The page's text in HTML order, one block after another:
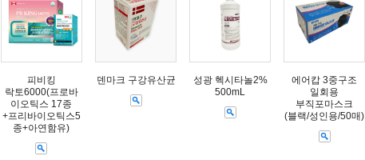
피비킹
락토6000(프로바
이오틱스 17종
+프리바이오틱스5
종+아연함유)
덴마크 구강유산균
성광 헥시타놀2%
500mL
에어캅 3중구조
일회용
부직포마스크
(블랙/성인용/50매)